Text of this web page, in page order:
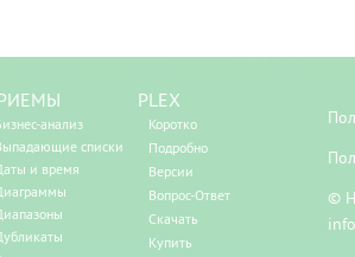
анализ
списки
и время
PLEX
Коротко
Подробно
Версии
Вопрос-Ответ
Скачать
Купить
©